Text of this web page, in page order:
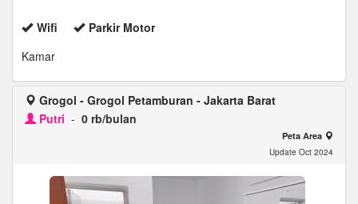
Wifi
Parkir Motor
Kamar
Grogol - Grogol Petamburan - Jakarta Barat
Putri - 0 rb/bulan
Peta Area
Update Oct 2024